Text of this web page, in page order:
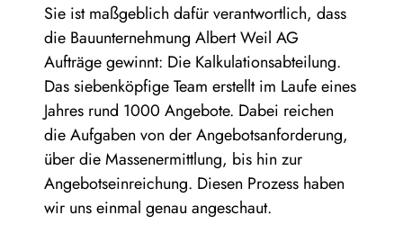
Sie ist maßgeblich dafür verantwortlich, dass
die Bauunternehmung Albert Weil AG
Aufträge gewinnt: Die Kalkulationsabteilung.
Das siebenköpfige Team erstellt im Laufe eines
Jahres rund 1000 Angebote. Dabei reichen
die Aufgaben von der Angebotsanforderung,
über die Massenermittlung, bis hin zur
Angebotseinreichung. Diesen Prozess haben
wir uns einmal genau angeschaut.